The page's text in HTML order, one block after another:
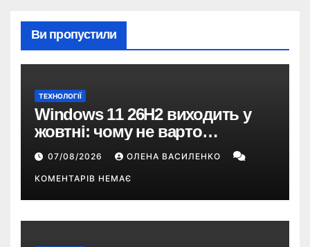
Ви пропустили
ТЕХНОЛОГІЇ
Windows 11 26H2 виходить у
жовтні: чому не варто
пропускати це оновлення
07/08/2026 ОЛЕНА ВАСИЛЕНКО
КОМЕНТАРІВ НЕМАЄ